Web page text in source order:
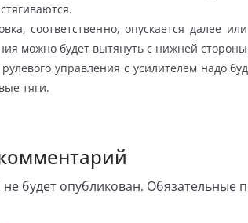
соответственно, опускается далее
можно будет вытянуть с нижней
управления с усилителем надо
тяги.
будет опубликован. Обязательные